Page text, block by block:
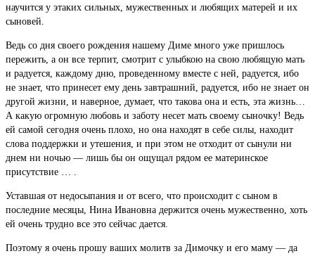
научится у этаких сильных, мужественных и любящих матерей и их
сыновей.
Ведь со дня своего рождения нашему Диме много уже пришлось
пережить, а он все терпит, смотрит с улыбкою на свою любящую мать
и радуется, каждому дню, проведенному вместе с ней, радуется, ибо
не знает, что принесет ему день завтрашний, радуется, ибо не знает он
другой жизни, и наверное, думает, что такова она и есть, эта жизнь…
А какую огромную любовь и заботу несет мать своему сыночку! Ведь
ей самой сегодня очень плохо, но она находят в себе силы, находит
слова поддержки и утешения, и при этом не отходит от сынули ни
днем ни ночью — лишь бы он ощущал рядом ее материнское
присутствие … .
Уставшая от недосыпания и от всего, что происходит с сыном в
последние месяцы, Нина Ивановна держится очень мужественно, хоть
ей очень трудно все это сейчас дается.
Поэтому я очень прошу ваших молитв за Димочку и его маму — да